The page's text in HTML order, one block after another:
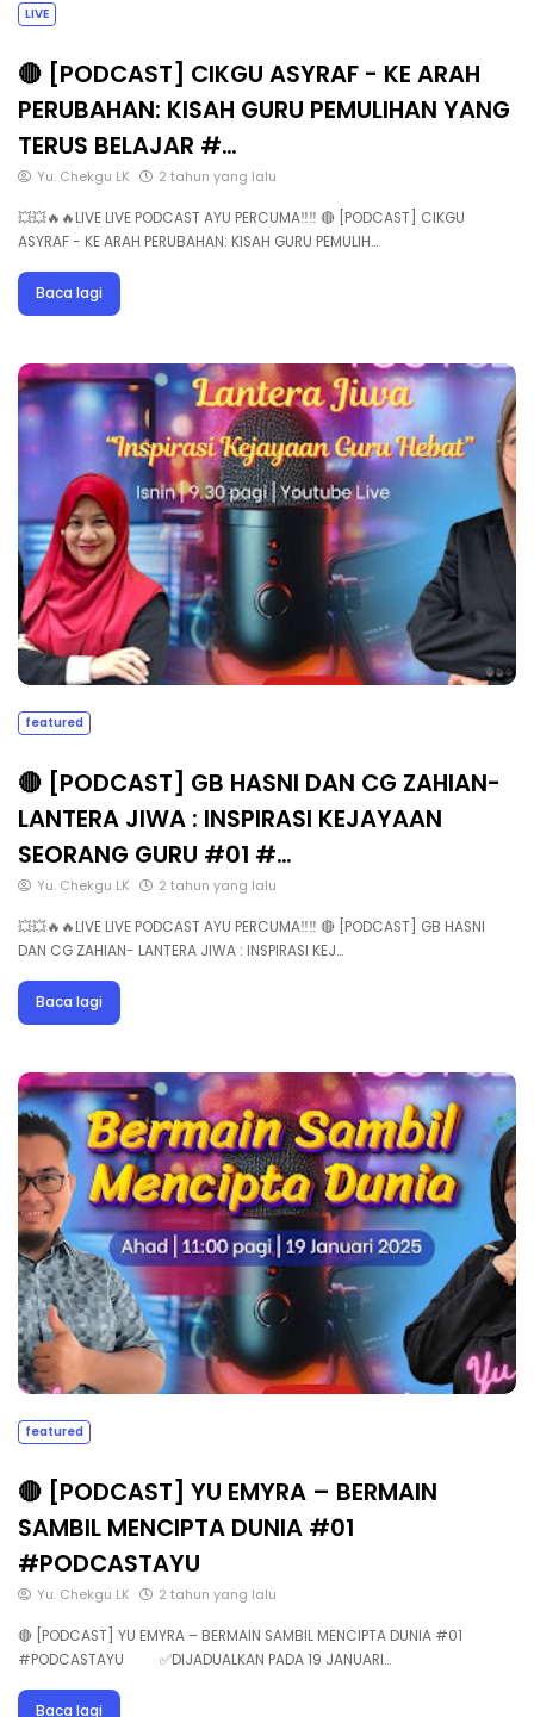
LIVE
🔴 [PODCAST] CIKGU ASYRAF - KE ARAH
PERUBAHAN: KISAH GURU PEMULIHAN YANG
TERUS BELAJAR #…
Yu. Chekgu LK 2 tahun yang lalu
💥💥🔥🔥LIVE LIVE PODCAST AYU PERCUMA‼️‼️ 🔴 [PODCAST] CIKGU
ASYRAF - KE ARAH PERUBAHAN: KISAH GURU PEMULIH…
Baca lagi
featured
🔴 [PODCAST] GB HASNI DAN CG ZAHIAN-
LANTERA JIWA : INSPIRASI KEJAYAAN
SEORANG GURU #01 #…
Yu. Chekgu LK 2 tahun yang lalu
💥💥🔥🔥LIVE LIVE PODCAST AYU PERCUMA‼️‼️ 🔴 [PODCAST] GB HASNI
DAN CG ZAHIAN- LANTERA JIWA : INSPIRASI KEJ…
Baca lagi
featured
🔴 [PODCAST] YU EMYRA – BERMAIN
SAMBIL MENCIPTA DUNIA #01
#PODCASTAYU
Yu. Chekgu LK 2 tahun yang lalu
🔴 [PODCAST] YU EMYRA – BERMAIN SAMBIL MENCIPTA DUNIA #01
#PODCASTAYU ✅DIJADUALKAN PADA 19 JANUARI…
Baca lagi